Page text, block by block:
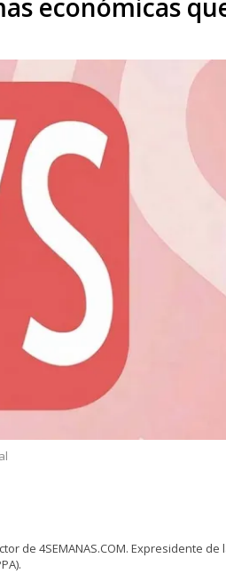
económicas
de 4SEMANAS.COM. Expresidente de